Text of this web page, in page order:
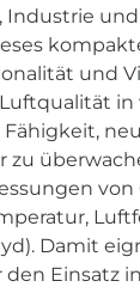
Industrie und
und
zu
von
Damit
Einsatz